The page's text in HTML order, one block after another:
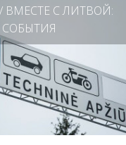
/ ВМЕСТЕ С ЛИТВОЙ: